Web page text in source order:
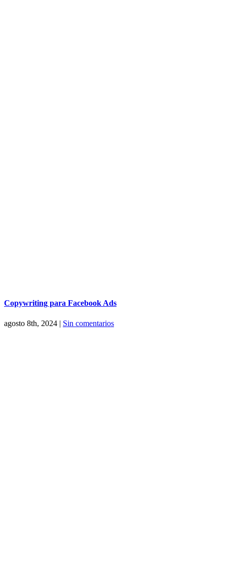
Copywriting para Facebook Ads
agosto 8th, 2024 | Sin comentarios